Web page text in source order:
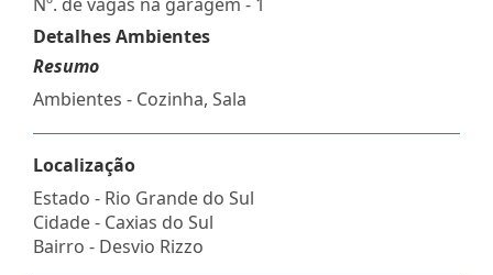
Detalhes Ambientes
Resumo
Ambientes - Cozinha, Sala
Localização
Estado - Rio Grande do Sul
Cidade - Caxias do Sul
Bairro - Desvio Rizzo